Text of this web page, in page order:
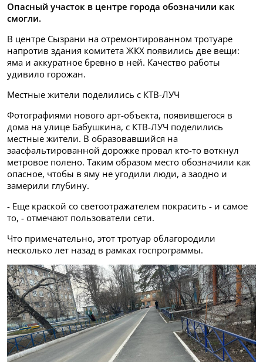
Опасный участок в центре города обозначили как
смогли.
В центре Сызрани на отремонтированном тротуаре
напротив здания комитета ЖКХ появились две вещи:
яма и аккуратное бревно в ней. Качество работы
удивило горожан.
Местные жители поделились с КТВ-ЛУЧ
Фотографиями нового арт-объекта, появившегося в
дома на улице Бабушкина, с КТВ-ЛУЧ поделились
местные жители. В образовавшийся на
заасфальтированной дорожке провал кто-то воткнул
метровое полено. Таким образом место обозначили как
опасное, чтобы в яму не угодили люди, а заодно и
замерили глубину.
- Еще краской со светоотражателем покрасить - и самое
то, - отмечают пользователи сети.
Что примечательно, этот тротуар облагородили
несколько лет назад в рамках госпрограммы.